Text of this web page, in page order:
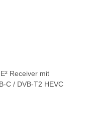
Receiver mit
C / DVB-T2 HEVC